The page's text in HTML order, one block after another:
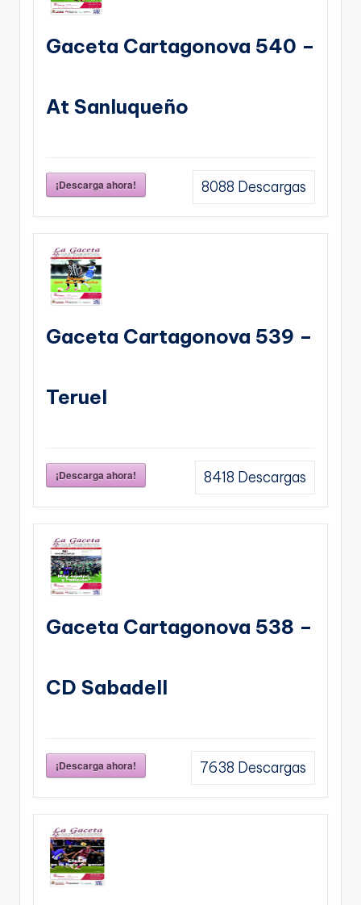
Gaceta Cartagonova 540 –
At Sanluqueño
¡Descarga ahora! 8088 Descargas
Gaceta Cartagonova 539 –
Teruel
¡Descarga ahora! 8418 Descargas
Gaceta Cartagonova 538 –
CD Sabadell
¡Descarga ahora! 7638 Descargas